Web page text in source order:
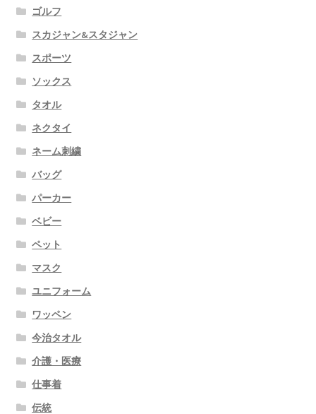
ゴルフ
スカジャン&スタジャン
スポーツ
ソックス
タオル
ネクタイ
ネーム刺繍
バッグ
パーカー
ベビー
ペット
マスク
ユニフォーム
ワッペン
今治タオル
介護・医療
仕事着
伝統